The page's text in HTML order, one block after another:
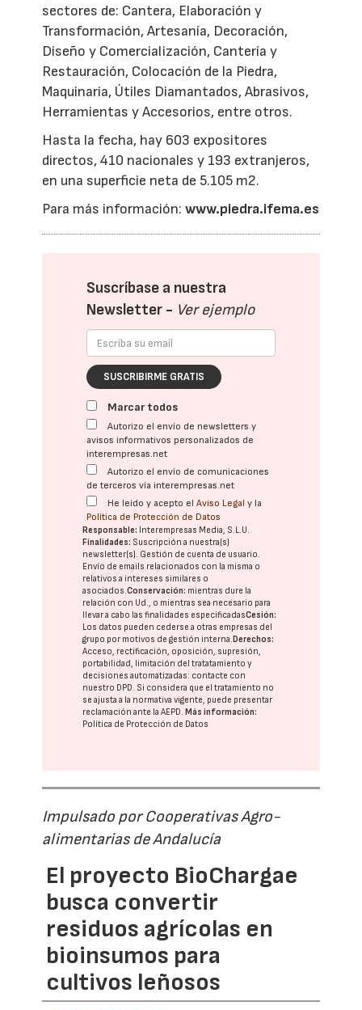
sectores de: Cantera, Elaboración y
Transformación, Artesanía, Decoración,
Diseño y Comercialización, Cantería y
Restauración, Colocación de la Piedra,
Maquinaria, Útiles Diamantados, Abrasivos,
Herramientas y Accesorios, entre otros.
Hasta la fecha, hay 603 expositores
directos, 410 nacionales y 193 extranjeros,
en una superficie neta de 5.105 m2.
Para más información:www.piedra.ifema.es
Suscríbase a nuestra
Newsletter - Ver ejemplo
SUSCRIBIRME GRATIS
Marcar todos
Autorizo el envío de newsletters y
avisos informativos personalizados de
interempresas.net
Autorizo el envío de comunicaciones
de terceros vía interempresas.net
He leído y acepto elAviso Legal y la
Política de Protección de Datos
Responsable: Interempresas Media, S.L.U.
Finalidades: Suscripción a nuestra(s)
newsletter(s). Gestión de cuenta de usuario.
Envío de emails relacionados con la misma o
relativos a intereses similares o
asociados.Conservación: mientras dure la
relación con Ud., o mientras sea necesario para
llevar a cabo las finalidades especificadasCesión:
Los datos pueden cederse a otras empresas del
grupo por motivos de gestión interna. Derechos:
Acceso, rectificación, oposición, supresión,
portabilidad, limitación del tratatamiento y
decisiones automatizadas: contacte con
nuestro DPD. Si considera que el tratamiento no
se ajusta a la normativa vigente, puede presentar
reclamación ante laAEPD. Más información:
Política de Protección de Datos
Impulsado por Cooperativas Agro-
alimentarias de Andalucía
El proyecto BioChargae
busca convertir
residuos agrícolas en
bioinsumos para
cultivos leñosos